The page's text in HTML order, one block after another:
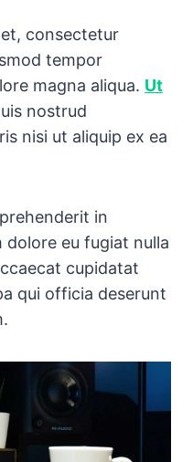
consectetur
tempor
magna aliqua. Ut
nostrud
nisi ut aliquip ex ea
in
dolore eu fugiat nulla
cupidatat
qui officia deserunt